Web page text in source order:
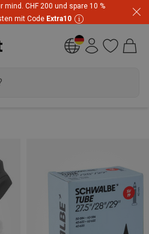
mind. CHF 200 und spare 10 %
mit Code Extra10
Preis! Bis zu -60 % im
Sale